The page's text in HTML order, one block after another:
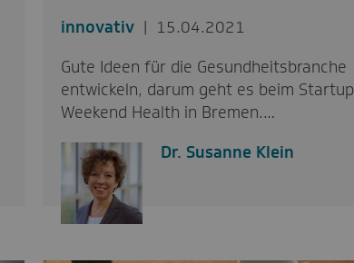
innovativ
15.04.2021
Gute Ideen für die Gesundheitsbranche
entwickeln, darum geht es beim Startup
Weekend Health in Bremen.…
Dr. Susanne Klein